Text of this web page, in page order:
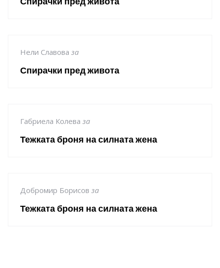
Нели Славова за
Спирачки пред живота
Габриела Колева за
Тежката броня на силната жена
Добромир Борисов за
Тежката броня на силната жена